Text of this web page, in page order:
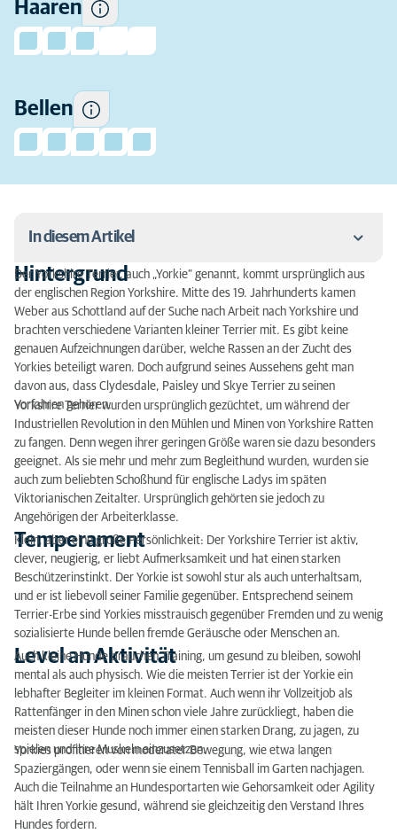
Haaren
Bellen
In diesem Artikel
Hintergrund
Temperament
Level an Aktivität
Fellpflege
Training
Größe und Gewicht
Farbe
Besonderheiten der Rasse
Erbkrankheiten
Futter
Typ
Fünf Fakten über den Yorkshire Terrier
Hintergrund
Der Yorkshire Terrier, auch „Yorkie“ genannt, kommt ursprünglich aus
der englischen Region Yorkshire. Mitte des 19. Jahrhunderts kamen
Weber aus Schottland auf der Suche nach Arbeit nach Yorkshire und
brachten verschiedene Varianten kleiner Terrier mit. Es gibt keine
genauen Aufzeichnungen darüber, welche Rassen an der Zucht des
Yorkies beteiligt waren. Doch aufgrund seines Aussehens geht man
davon aus, dass Clydesdale, Paisley und Skye Terrier zu seinen
Vorfahren gehören.
Yorkshire Terrier wurden ursprünglich gezüchtet, um während der
Industriellen Revolution in den Mühlen und Minen von Yorkshire Ratten
zu fangen. Denn wegen ihrer geringen Größe waren sie dazu besonders
geeignet. Als sie mehr und mehr zum Begleithund wurden, wurden sie
auch zum beliebten Schoßhund für englische Ladys im späten
Viktorianischen Zeitalter. Ursprünglich gehörten sie jedoch zu
Angehörigen der Arbeiterklasse.
Temperament
Klein, aber eine große Persönlichkeit: Der Yorkshire Terrier ist aktiv,
clever, neugierig, er liebt Aufmerksamkeit und hat einen starken
Beschützerinstinkt. Der Yorkie ist sowohl stur als auch unterhaltsam,
und er ist liebevoll seiner Familie gegenüber. Entsprechend seinem
Terrier-Erbe sind Yorkies misstrauisch gegenüber Fremden und zu wenig
sozialisierte Hunde bellen fremde Geräusche oder Menschen an.
Level an Aktivität
Auch kleine Hunde brauchen Training, um gesund zu bleiben, sowohl
mental als auch physisch. Wie die meisten Terrier ist der Yorkie ein
lebhafter Begleiter im kleinen Format. Auch wenn ihr Vollzeitjob als
Rattenfänger in den Minen schon viele Jahre zurückliegt, haben die
meisten dieser Hunde noch immer einen starken Drang, zu jagen, zu
spielen und ihre Muskeln einzusetzen.
Yorkies profitieren von moderater Bewegung, wie etwa langen
Spaziergängen, oder wenn sie einem Tennisball im Garten nachjagen.
Auch die Teilnahme an Hundesportarten wie Gehorsamkeit oder Agility
hält Ihren Yorkie gesund, während sie gleichzeitig den Verstand Ihres
Hundes fordern.
Bellen neigt.